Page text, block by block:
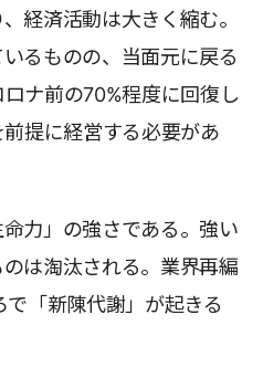
経済活動は大きく縮む。
るものの、当面元に戻る
ナ前の70%程度に回復し
提に経営する必要があ
力」の強さである。強い
は淘汰される。業界再編
「新陳代謝」が起きる